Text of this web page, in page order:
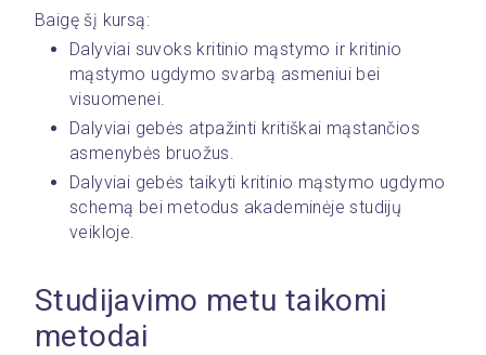
Baigę šį kursą:
Dalyviai suvoks kritinio mąstymo ir kritinio
mąstymo ugdymo svarbą asmeniui bei
visuomenei.
Dalyviai gebės atpažinti kritiškai mąstančios
asmenybės bruožus.
Dalyviai gebės taikyti kritinio mąstymo ugdymo
schemą bei metodus akademinėje studijų
veikloje.
Studijavimo metu taikomi
metodai